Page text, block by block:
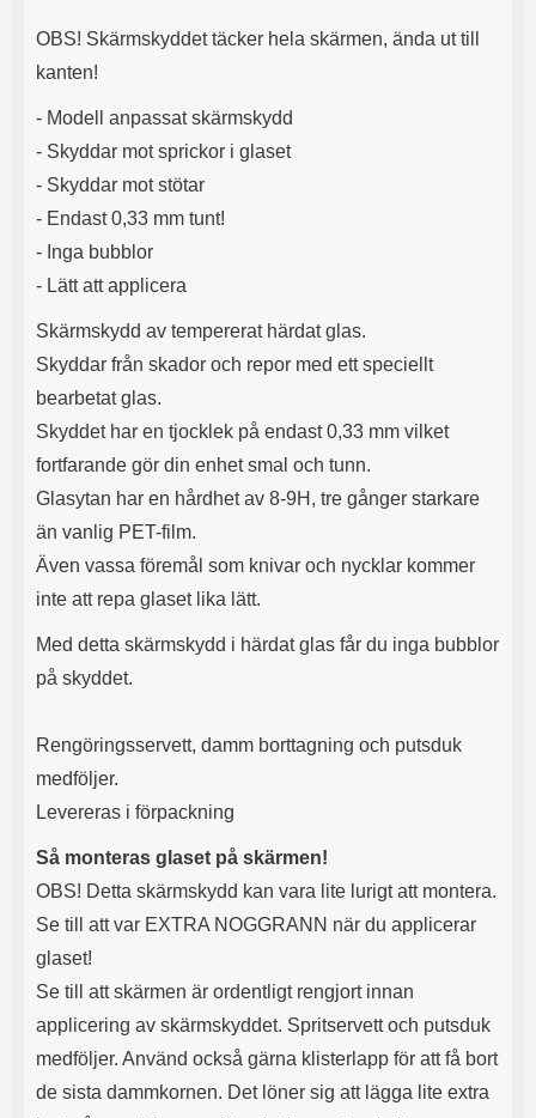
OBS! Skärmskyddet täcker hela skärmen, ända ut till
kanten!
- Modell anpassat skärmskydd
- Skyddar mot sprickor i glaset
- Skyddar mot stötar
- Endast 0,33 mm tunt!
- Inga bubblor
- Lätt att applicera
Skärmskydd av tempererat härdat glas.
Skyddar från skador och repor med ett speciellt
bearbetat glas.
Skyddet har en tjocklek på endast 0,33 mm vilket
fortfarande gör din enhet smal och tunn.
Glasytan har en hårdhet av 8-9H, tre gånger starkare
än vanlig PET-film.
Även vassa föremål som knivar och nycklar kommer
inte att repa glaset lika lätt.
Med detta skärmskydd i härdat glas får du inga bubblor
på skyddet.
Rengöringsservett, damm borttagning och putsduk
medföljer.
Levereras i förpackning
Så monteras glaset på skärmen!
OBS! Detta skärmskydd kan vara lite lurigt att montera.
Se till att var EXTRA NOGGRANN när du applicerar
glaset!
Se till att skärmen är ordentligt rengjort innan
applicering av skärmskyddet. Spritservett och putsduk
medföljer. Använd också gärna klisterlapp för att få bort
de sista dammkornen. Det löner sig att lägga lite extra